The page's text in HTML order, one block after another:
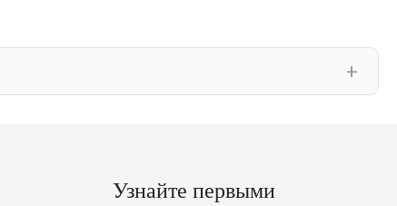
Узнайте первыми